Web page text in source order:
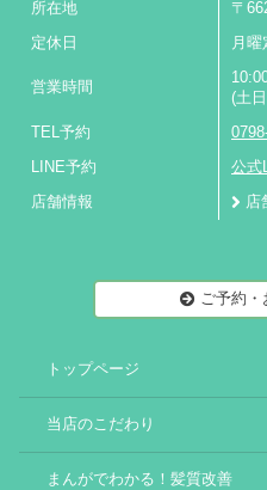
所在地 〒
定休日 月曜
営業時間
(土
TEL予約
LINE予約 公式
店舗情報 店
ご予約・
トップページ
当店のこだわり
まんがでわかる！髪質改善